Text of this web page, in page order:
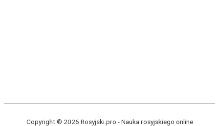
Copyright © 2026 Rosyjski.pro -Nauka rosyjskiego online